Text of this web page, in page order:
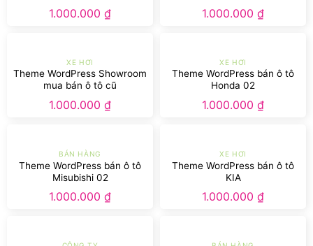
1.000.000 ₫ 1.000.000 ₫
XE HƠI
Theme WordPress Showroom
mua bán ô tô cũ
1.000.000 ₫
XE HƠI
Theme WordPress bán ô tô
Honda 02
1.000.000 ₫
BÁN HÀNG
Theme WordPress bán ô tô
Misubishi 02
1.000.000 ₫
XE HƠI
Theme WordPress bán ô tô
KIA
1.000.000 ₫